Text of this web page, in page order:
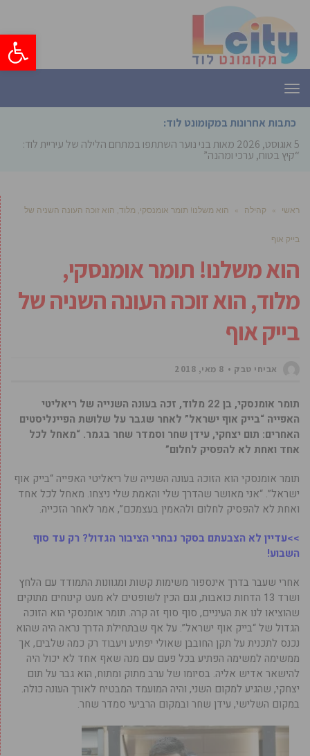
פתח
תפריט
כתבות אחרונות במקומונט לוד:
5 אוגוסט, 2026
מאות בני נוער השתתפו במתחם הלילה של עיריית לוד:
“קיץ בטוח, ערכי ומהנה”
ראשי » קהילה » הוא משלנו! תומר אומנסקי, מלוד, הוא זוכה העונה השניה של
בייק אוף
הוא משלנו! תומר אומנסקי,
מלוד, הוא זוכה העונה השניה של
בייק אוף
אביחי טבק 8 מאי, 2018
תומר אומנסקי, בן 22 מלוד, זכה בעונה השנייה של ריאליטי
האפייה “בייק אוף ישראל” לאחר שגבר על שלושת הפיינליסטים
האחרים: תום יצחקי, עידן שחר וסמדר שחר בגמר. “מאחל לכל
אחד ואחת לא להפסיק לחלום”
תומר אומנסקי הוא הזוכה בעונה השנייה של ריאליטי האפייה “בייק אוף
ישראל”. “אני מאושר שהדרך שלי והאמת שלי ניצחו. מאחל לכל אחד
ואחת לא להפסיק לחלום ולהאמין בעצמכם”, אמר לאחר הזכייה.
>>עדיין לא הצבעתם בסקר נבחרי הציבור הגדול? רק עד סוף
השבוע!
אחרי שעבר בדרך אינספור משימות קשות ומגוונות התמודד עם הלחץ
ושרד 13 הדחות כואבות, וגם הכין לשופטים לא מעט קינוחים מתוקים
שהוציאו לנו את העיניים, סוף סוף זה קרה. תומר אומנסקי הוא הזוכה
הגדול של “בייק אוף ישראל”. על אף שבתחילת הדרך נראה היה שהוא
נכנס לתכנית על תקן החובבן שאולי יפתיע ויעבוד רק כמה שלבים, אך
ממשימה למשימה הפתיע בכל פעם עם מנה שאף אחד לא יכול היה
להישאר אדיש אליה. בסיומו של ערב מתוק ומתוח, הוא גבר על תום
יצחקי, שהגיע למקום השני, והיה המועמד המבטיח לאורך העונה כולה.
במקום השלישי, עידן שחר ובמקום הרביעי סמדר שחר.